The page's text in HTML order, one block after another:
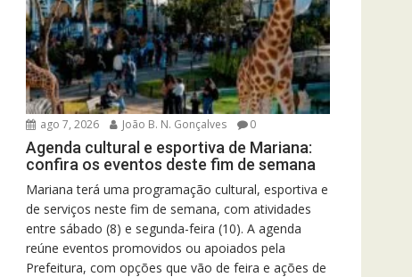
ago 7, 2026 João B. N. Gonçalves 0
Agenda cultural e esportiva de Mariana:
confira os eventos deste fim de semana
Mariana terá uma programação cultural, esportiva e
de serviços neste fim de semana, com atividades
entre sábado (8) e segunda-feira (10). A agenda
reúne eventos promovidos ou apoiados pela
Prefeitura, com opções que vão de feira e ações de